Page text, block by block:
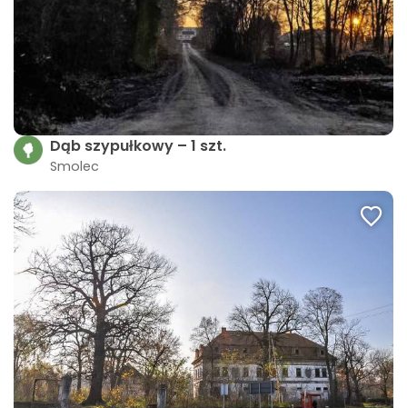
Dąb szypułkowy – 1 szt.
Smolec